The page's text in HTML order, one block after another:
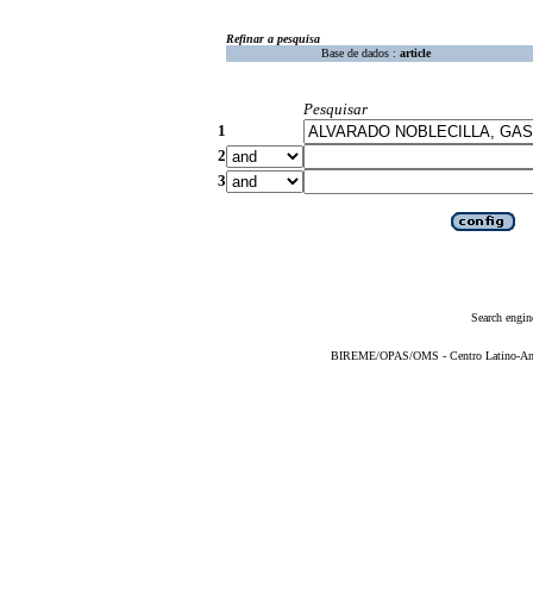
Refinar a pesquisa
Base de dados : article
Pesquisar
1
2
3
Search
BIREME/OPAS/OMS - Centro Latino-